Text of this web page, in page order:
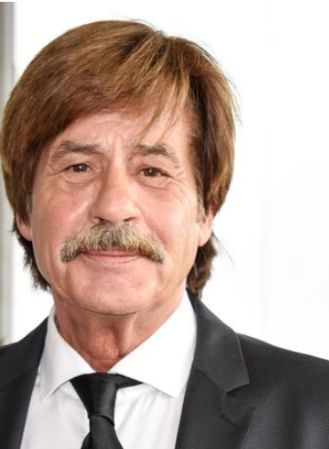
Stars
Filme & Serien
Lifestyle
Familie & Liebe
Promiflash Exklusiv
Alle Themen auf Promiflash
Jobs
App runterladen
Team
Redaktionelle Richtlinien
Impressum